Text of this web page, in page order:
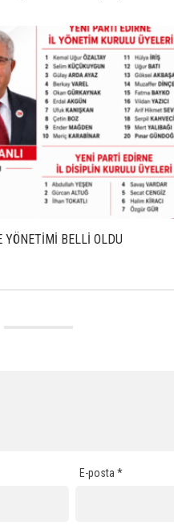
YÖNETİMİ BELLİ OLDU
E-posta*